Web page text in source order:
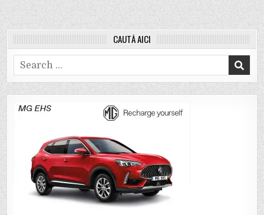
CAUTĂ AICI
Search
for: